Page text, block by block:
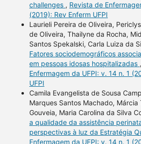
challenges , Revista de
(2019): Rev Enferm UFPI
Laurieli Pereira de Oliveira,
de Oliveira, Thailyne da Rocha,
Santos Spekalski, Carla Luiza da
Fatores sociodemográficos
em pessoas idosas hospitalizadas ,
Enfermagem da UFPI: v. 14 n. 1
UFPI
Camila Evangelista de Sousa
Marques Santos Machado, Márcia
Gouveia, Maria Carolina da Silva
a qualidade da assistência
perspectivas à luz da Estratégia
Enfermagem da UFPI: v. 14 n. 1